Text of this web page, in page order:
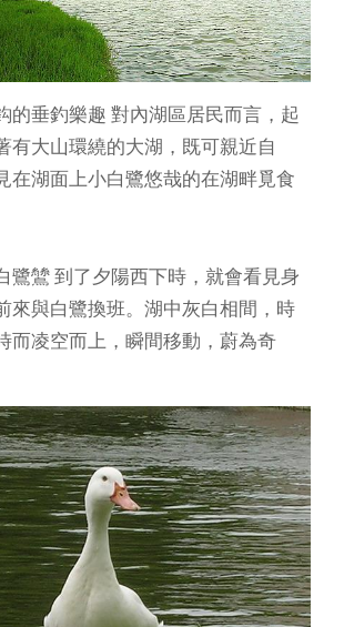
的垂釣樂趣 對內湖區居民而言，起
有大山環繞的大湖，既可親近自
在湖面上小白鷺悠哉的在湖畔覓食
鷺鷥 到了夕陽西下時，就會看見身
來與白鷺換班。湖中灰白相間，時
而凌空而上，瞬間移動，蔚為奇